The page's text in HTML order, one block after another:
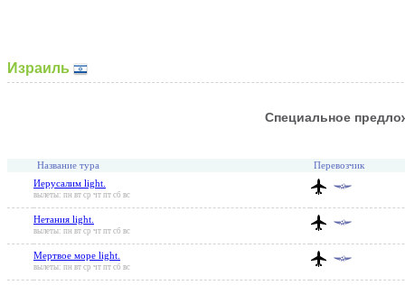
Израиль
Специальное
Название тура Перевозчик
Иерусалим light.
вылеты: пн вт ср чт пт сб вс
Нетания light.
вылеты: пн вт ср чт пт сб вс
Мертвое море light.
вылеты: пн вт ср чт пт сб вс